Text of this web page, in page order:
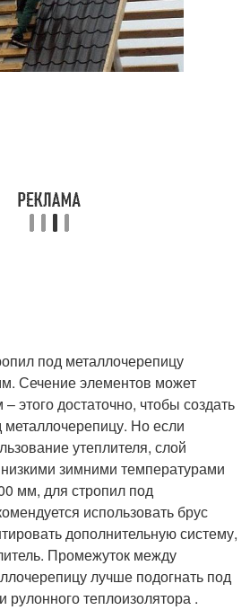
под металлочерепицу
Сечение элементов может
этого достаточно, чтобы создать
Но если
утеплителя, слой
зимними температурами
мм, для стропил под
использовать брус
дополнительную систему,
Промежуток между
лучше подогнать под
рулонного теплоизолятора .